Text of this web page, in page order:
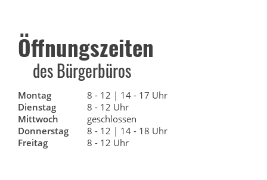
Öffnungszeiten
des Bürgerbüros
Montag
8 - 12 | 14 - 17 Uhr
Dienstag
8 - 12 Uhr
Mittwoch
geschlossen
Donnerstag
8 - 12 | 14 - 18 Uhr
Freitag
8 - 12 Uhr